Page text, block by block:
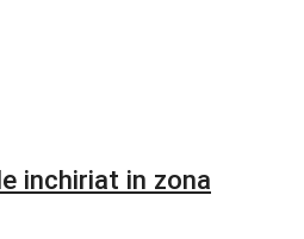
inchiriat in zona